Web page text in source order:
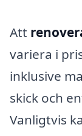
Att
variera i
inklusive
skick och
Vanligtvis